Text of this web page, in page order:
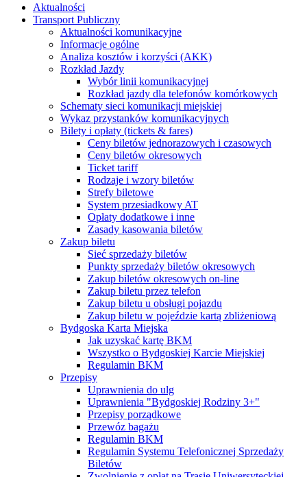
Aktualności
Transport Publiczny
Aktualności komunikacyjne
Informacje ogólne
Analiza kosztów i korzyści (AKK)
Rozkład Jazdy
Wybór linii komunikacyjnej
Rozkład jazdy dla telefonów komórkowych
Schematy sieci komunikacji miejskiej
Wykaz przystanków komunikacyjnych
Bilety i opłaty (tickets & fares)
Ceny biletów jednorazowych i czasowych
Ceny biletów okresowych
Ticket tariff
Rodzaje i wzory biletów
Strefy biletowe
System przesiadkowy AT
Opłaty dodatkowe i inne
Zasady kasowania biletów
Zakup biletu
Sieć sprzedaży biletów
Punkty sprzedaży biletów okresowych
Zakup biletów okresowych on-line
Zakup biletu przez telefon
Zakup biletu u obsługi pojazdu
Zakup biletu w pojeździe kartą zbliżeniową
Bydgoska Karta Miejska
Jak uzyskać kartę BKM
Wszystko o Bydgoskiej Karcie Miejskiej
Regulamin BKM
Przepisy
Uprawnienia do ulg
Uprawnienia "Bydgoskiej Rodziny 3+"
Przepisy porządkowe
Przewóz bagażu
Regulamin BKM
Regulamin Systemu Telefonicznej Sprzedaży
Biletów